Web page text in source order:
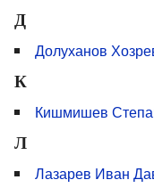
Д
Долуханов
К
Кишмишев
Л
Лазарев Иван